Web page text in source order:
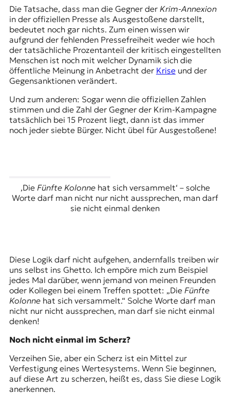
Die Tatsache, dass man die Gegner der Krim-Annexion
in der offiziellen Presse als Ausgestoßene darstellt,
bedeutet noch gar nichts. Zum einen wissen wir
aufgrund der fehlenden Pressefreiheit weder wie hoch
der tatsächliche Prozentanteil der kritisch eingestellten
Menschen ist noch mit welcher Dynamik sich die
öffentliche Meinung in Anbetracht der Kriseund der
Gegensanktionen verändert.
Und zum anderen: Sogar wenn die offiziellen Zahlen
stimmen und die Zahl der Gegner der Krim-Kampagne
tatsächlich bei 15 Prozent liegt, dann ist das immer
noch jeder siebte Bürger. Nicht übel für Ausgestoßene!
‚Die Fünfte Kolonnehat sich versammelt‘ – solche
Worte darf man nicht nur nicht aussprechen, man darf
sie nicht einmal denken
Diese Logik darf nicht aufgehen, andernfalls treiben wir
uns selbst ins Ghetto. Ich empöre mich zum Beispiel
jedes Mal darüber, wenn jemand von meinen Freunden
oder Kollegen bei einem Treffen spottet: „Die Fünfte
Kolonnehat sich versammelt.“ Solche Worte darf man
nicht nur nicht aussprechen, man darf sie nicht einmal
denken!
Noch nicht einmal im Scherz?
Verzeihen Sie, aber ein Scherz ist ein Mittel zur
Verfestigung eines Wertesystems. Wenn Sie beginnen,
auf diese Art zu scherzen, heißt es, dass Sie diese Logik
anerkennen.